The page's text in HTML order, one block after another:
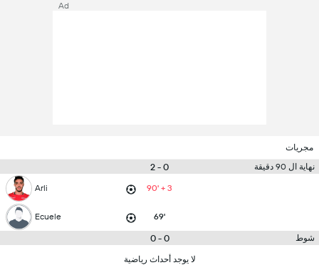
Ad
مجريات
نهاية ال 90 دقيقة
0 - 2
90' + 3
Arli
69'
Ecuele
شوط 0 - 0
لا يوجد أحداث رياضية